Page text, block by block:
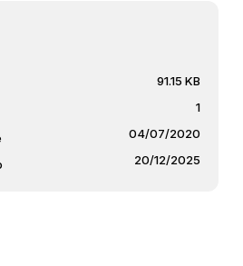
91.15 KB
1
04/07/2020
20/12/2025